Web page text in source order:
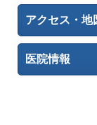
アクセス・地
医院情報